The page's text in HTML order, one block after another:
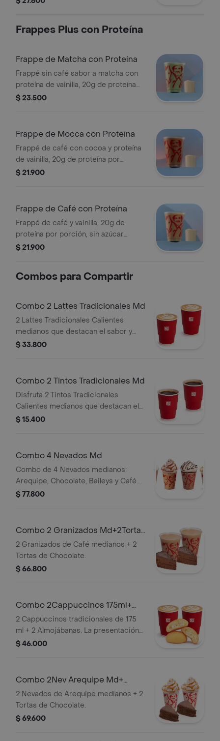
Frappes Plus con Proteína
Frappe de Matcha con Proteína
Frappé sin café sabor a matcha con
proteína de vainilla, 20g de proteína
por porción, sin azúcar añadida,
$ 23.500
Frappe de Mocca con Proteína
Frappé de café con cocoa y proteína
de vainilla, 20g de proteína por
porción, sin azúcar añadida, textura
$ 21.900
Frappe de Café con Proteína
Frappé de café y vainilla, 20g de
proteína por porción, sin azúcar
añadida. Textura granizada y
$ 21.900
Combos para Compartir
Combo 2 Lattes Tradicionales Md
2 Lattes Tradicionales Calientes
medianos que destacan el sabor y
aroma del café Juan Valdez.
$ 33.800
Combo 2 Tintos Tradicionales Md
Disfruta 2 Tintos Tradicionales
Calientes medianos que destacan el
sabor y aroma del café Juan Valdez.
$ 15.400
Combo 4 Nevados Md
Combo de 4 Nevados medianos:
Arequipe, Chocolate, Baileys y Café.
El Nevado Baileys contiene licor.
$ 77.800
Combo 2 Granizados Md+2Tortas
Chocolate
2 Granizados de Café medianos + 2
Tortas de Chocolate.
$ 66.800
Combo 2Cappuccinos 175ml+
2Almojabanas
2 Cappuccinos tradicionales de 175
ml + 2 Almojábanas. La presentación
del Cappuccino puede variar
transporte para pedidos a domicilio.
$ 46.000
Combo 2Nev Arequipe Md+
2TortasChocolate
2 Nevados de Arequipe medianos + 2
Tortas de Chocolate.
$ 69.600